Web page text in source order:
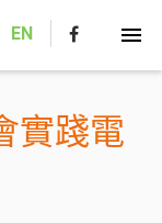
EN
實踐電